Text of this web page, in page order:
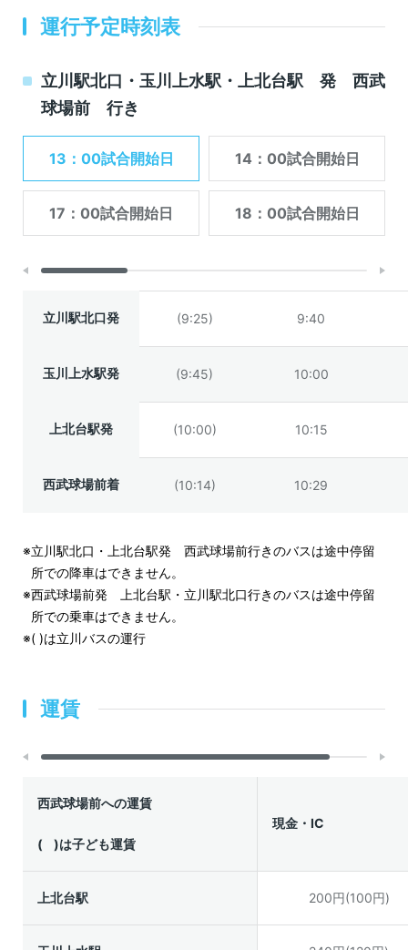
運行予定時刻表
立川駅北口・玉川上水駅・上北台駅 発 西武
球場前 行き
13：00試合開始日 14：00試合開始日
17：00試合開始日 18：00試合開始日
立川駅北口発 (9:25) 9:40
玉川上水駅発 (9:45) 10:00
上北台駅発 (10:00) 10:15
西武球場前着 (10:14) 10:29
立川駅北口・上北台駅発 西武球場前行きのバスは途中停留
所での降車はできません。
西武球場前発 上北台駅・立川駅北口行きのバスは途中停留
所での乗車はできません。
( )は立川バスの運行
運賃
西武球場前への運賃
( )は子ども運賃
現金・IC
上北台駅 200円(100円)